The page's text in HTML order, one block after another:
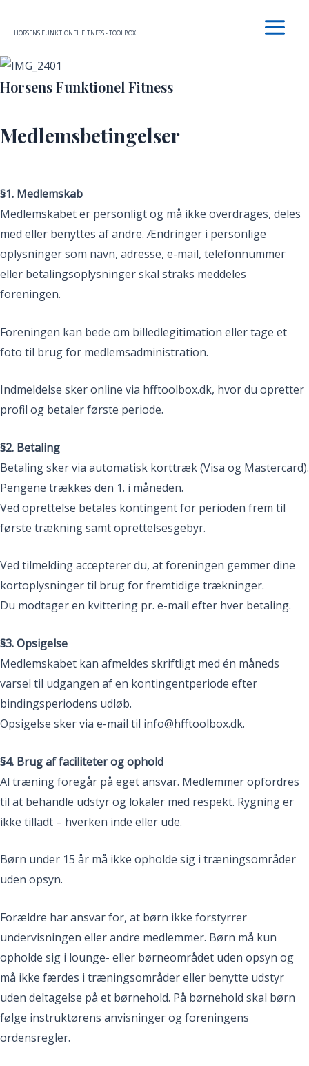
HORSENS FUNKTIONEL FITNESS - TOOLBOX
Main
Horsens Funktionel Fitness
Medlemsbetingelser
§1. Medlemskab
Medlemskabet er personligt og må ikke overdrages, deles
med eller benyttes af andre. Ændringer i personlige
oplysninger som navn, adresse, e-mail, telefonnummer
eller betalingsoplysninger skal straks meddeles
foreningen.
Foreningen kan bede om billedlegitimation eller tage et
foto til brug for medlemsadministration.
Indmeldelse sker online via hfftoolbox.dk, hvor du opretter
profil og betaler første periode.
§2. Betaling
Betaling sker via automatisk korttræk (Visa og Mastercard).
Pengene trækkes den 1. i måneden.
Ved oprettelse betales kontingent for perioden frem til
første trækning samt oprettelsesgebyr.
Ved tilmelding accepterer du, at foreningen gemmer dine
kortoplysninger til brug for fremtidige trækninger.
Du modtager en kvittering pr. e-mail efter hver betaling.
§3. Opsigelse
Medlemskabet kan afmeldes skriftligt med én måneds
varsel til udgangen af en kontingentperiode efter
bindingsperiodens udløb.
Opsigelse sker via e-mail til info@hfftoolbox.dk.
§4. Brug af faciliteter og ophold
Al træning foregår på eget ansvar. Medlemmer opfordres
til at behandle udstyr og lokaler med respekt. Rygning er
ikke tilladt – hverken inde eller ude.
Børn under 15 år må ikke opholde sig i træningsområder
uden opsyn.
Forældre har ansvar for, at børn ikke forstyrrer
undervisningen eller andre medlemmer. Børn må kun
opholde sig i lounge- eller børneområdet uden opsyn og
må ikke færdes i træningsområder eller benytte udstyr
uden deltagelse på et børnehold. På børnehold skal børn
følge instruktørens anvisninger og foreningens
ordensregler.